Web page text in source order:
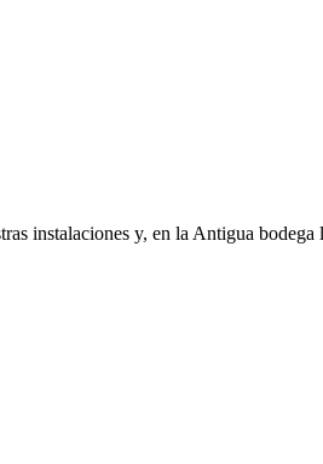
instalaciones y, en la Antigua bodega